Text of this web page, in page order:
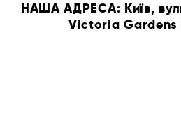
НАША АДРЕСА: Київ,
Victoria Gardens